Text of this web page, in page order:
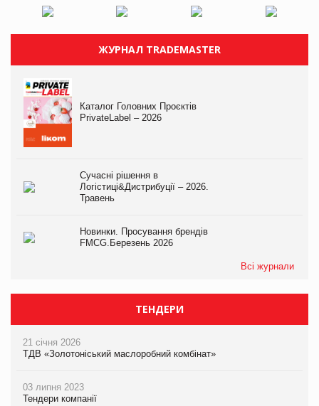
ЖУРНАЛ TRADEMASTER
Каталог Головних Проєктів
PrivateLabel – 2026
Сучасні рішення в
Логістиці&Дистрибуції – 2026.
Травень
Новинки. Просування брендів
FMCG.Березень 2026
Всі журнали
ТЕНДЕРИ
21 січня 2026
ТДВ «Золотоніський маслоробний комбінат»
03 липня 2023
Тендери компанії